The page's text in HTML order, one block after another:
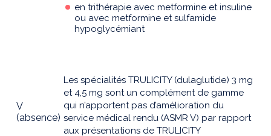
en trithérapie avec metformine et insuline
ou avec metformine et sulfamide
hypoglycémiant
V
(absence)
Les spécialités TRULICITY (dulaglutide) 3 mg
et 4,5 mg sont un complément de gamme
qui n’apportent pas d’amélioration du
service médical rendu (ASMR V) par rapport
aux présentations de TRULICITY